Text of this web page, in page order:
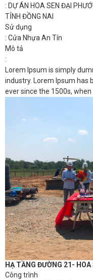
: DỰ ÁN HOA SEN ĐẠI
TỈNH ĐỒNG NAI
Sử dụng
: Cửa Nhựa An Tín
Mô tả
:
Lorem Ipsum is simply
industry. Lorem Ipsum has
ever since the 1500s, when
HẠ TẦNG ĐƯỜNG 21-
Công trình